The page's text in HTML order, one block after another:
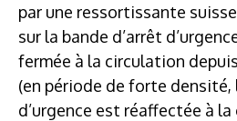
par une ressortissante
sur la bande d’arrêt
fermée à la circulation
(en période de forte densité,
d’urgence est réaffectée à